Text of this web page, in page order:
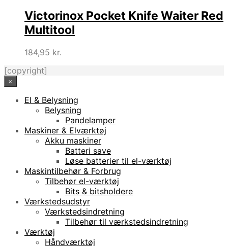
Victorinox Pocket Knife Waiter Red
Multitool
184,95 kr.
[copyright]
×
El & Belysning
Belysning
Pandelamper
Maskiner & Elværktøj
Akku maskiner
Batteri save
Løse batterier til el-værktøj
Maskintilbehør & Forbrug
Tilbehør el-værktøj
Bits & bitsholdere
Værkstedsudstyr
Værkstedsindretning
Tilbehør til værkstedsindretning
Værktøj
Håndværktøj